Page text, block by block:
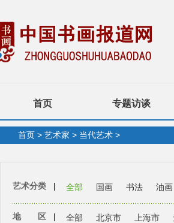
首页 专题访谈
首页 > 艺术家 > 当代艺术 >
艺术分类 | 全部 国画 书法 油画
地 区 | 全部 北京市 上海市